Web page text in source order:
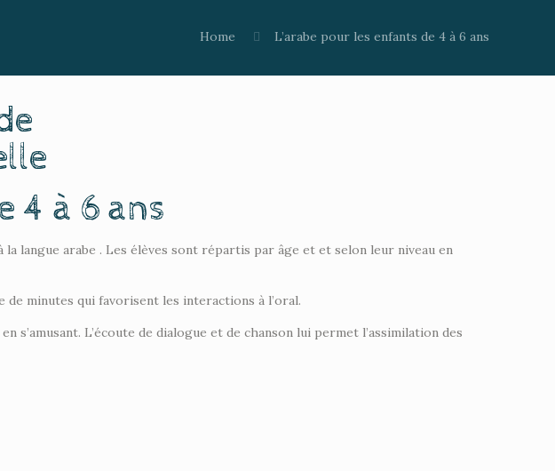
Home L’arabe pour les enfants de 4 à 6 ans
4 à 6 ans
langue arabe . Les élèves sont répartis par âge et et selon leur niveau en
de minutes qui favorisent les interactions à l’oral.
L’écoute de dialogue et de chanson lui permet l’assimilation des